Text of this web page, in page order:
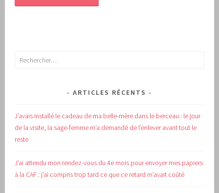
Rechercher :
ARTICLES RÉCENTS
J’avais installé le cadeau de ma belle-mère dans le berceau : le jour
de la visite, la sage-femme m’a demandé de l’enlever avant tout le
reste
J’ai attendu mon rendez-vous du 4e mois pour envoyer mes papiers
à la CAF : j’ai compris trop tard ce que ce retard m’avait coûté